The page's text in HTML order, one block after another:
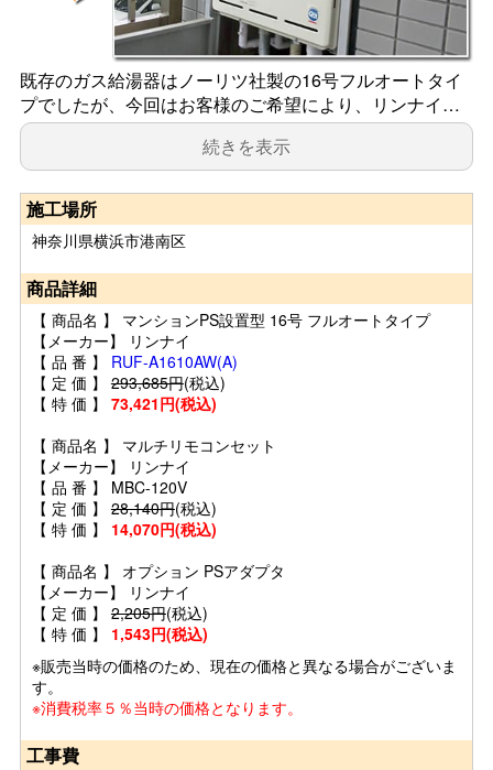
既存のガス給湯器はノーリツ社製の16号フルオートタイ
プでしたが、今回はお客様のご希望により、リンナイ…
続きを表示
施工場所
神奈川県横浜市港南区
商品詳細
【 商品名 】 マンションPS設置型 16号 フルオートタイプ
【メーカー】 リンナイ
【 品 番 】 RUF-A1610AW(A)
【 定 価 】 293,685円(税込)
【 特 価 】 73,421円(税込)
【 商品名 】 マルチリモコンセット
【メーカー】 リンナイ
【 品 番 】 MBC-120V
【 定 価 】 28,140円(税込)
【 特 価 】 14,070円(税込)
【 商品名 】 オプション PSアダプタ
【メーカー】 リンナイ
【 定 価 】 2,205円(税込)
【 特 価 】 1,543円(税込)
※販売当時の価格のため、現在の価格と異なる場合がございま
す。
※消費税率５％当時の価格となります。
工事費